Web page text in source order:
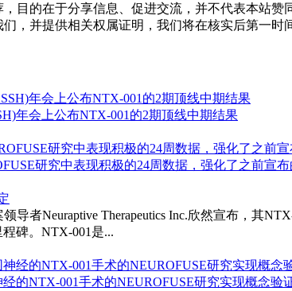
目的在于分享信息、促进交流，并不代表本站
，并提供相关权属证明，我们将在核实后第一时
年会上公布NTX-001的2期顶线中期结果
研究中表现积极的24周数据，强化了之前宣
导者Neuraptive Therapeutics Inc.欣然宣布，其
碑。NTX-001是...
经的NTX-001手术的NEUROFUSE研究实现概念验